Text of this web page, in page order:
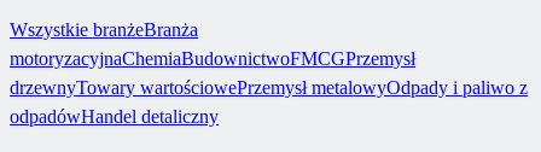
Wszystkie branżeBranża
motoryzacyjnaChemiaBudownictwoFMCGPrzemysł
drzewnyTowary wartościowePrzemysł metalowyOdpady i paliwo z
odpadówHandel detaliczny